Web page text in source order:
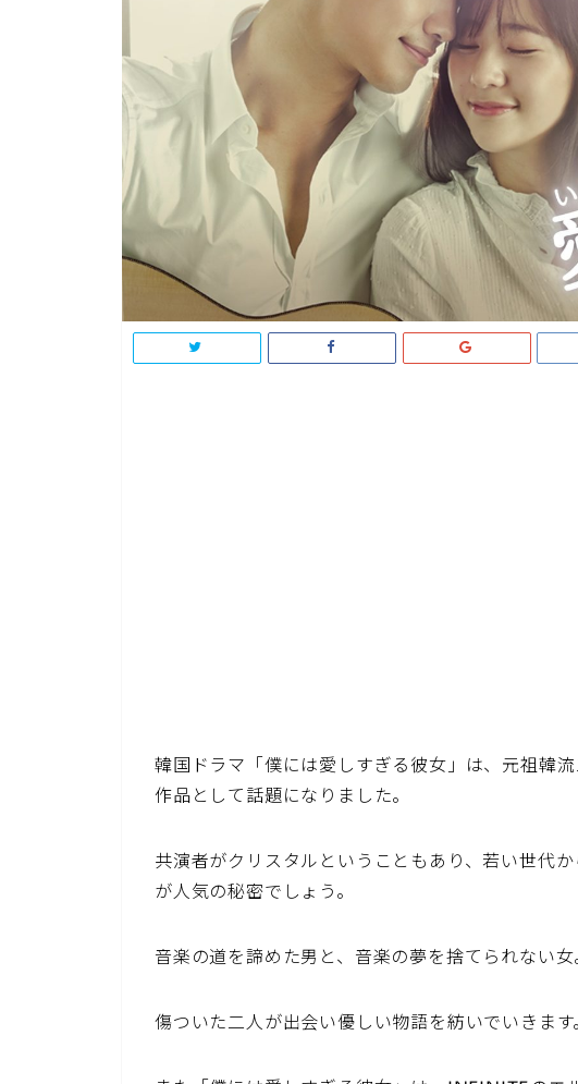
韓国ドラマ「僕には愛しすぎる彼女」は、元祖韓
作品として話題になりました。
共演者がクリスタルということもあり、若い世代
が人気の秘密でしょう。
音楽の道を諦めた男と、音楽の夢を捨てられない女
傷ついた二人が出会い優しい物語を紡いでいきます